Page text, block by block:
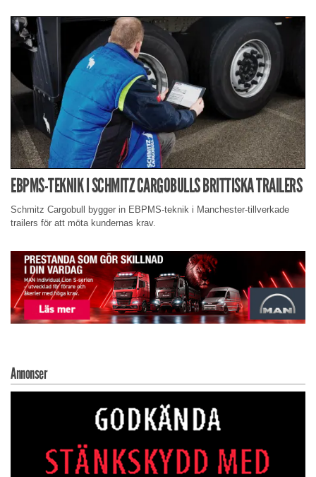
EBPMS-TEKNIK I SCHMITZ CARGOBULLS BRITTISKA TRAILERS
Schmitz Cargobull bygger in EBPMS-teknik i Manchester-tillverkade
trailers för att möta kundernas krav.
Annonser